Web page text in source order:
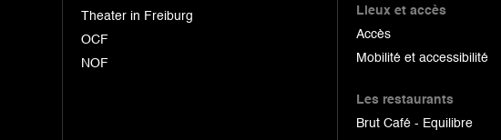
Theater in Freiburg
OCF
NOF
Lieux et accès
Accès
Mobilité et accessibilité
Les restaurants
Brut Café - Equilibre